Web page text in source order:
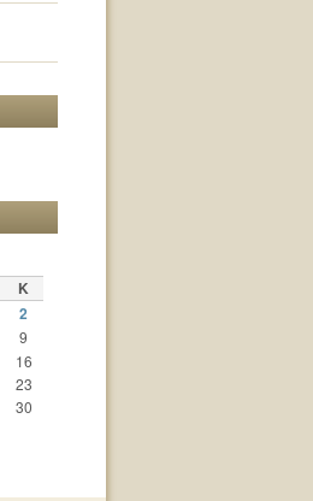
Κ
2
9
16
23
30